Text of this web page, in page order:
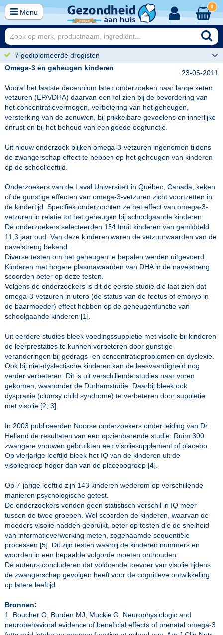
Menu
0
7 gediplomeerde drogisten
23-05-2011
Omega-3 en geheugen kinderen
Vooral het laatste decennium laten onderzoeken naar lange keten
vetzuren (EPA/DHA) daarvan een rol zien bij de bevordering van
het concentratievermogen, verbetering van het geheugen,
versterking van de zenuwen, bij prikkelbare gevoelens en innerlijke
onrust en bij het behoud van een goede oogfunctie.
Uit nieuw onderzoek blijken omega-3-vetzuren ingenomen tijdens
de zwangerschap effect te hebben op het geheugen van kinderen
op de schoolleeftijd.
Onderzoekers van de Laval Universiteit in Québec, Canada, keken
of de gunstige effecten van omega-3-vetzuren zicht voortzetten in
de kindertijd. Specifiek onderzochten ze het effect van omega-3-
vetzuren in relatie tot het geheugen bij schoolgaande kinderen.
De onderzoekers selecteerden 154 Inuit kinderen van gemiddeld
11,3 jaar oud. Van deze kinderen waren de vetzuurwaarden van de
navelstreng bekend.
Diverse testen om het geheugen te bepalen werden uitgevoerd.
Kinderen met hogere plasmawaarden van DHA in de navelstreng
scoorden beter op deze testen.
Volgens de onderzoekers is dit de eerste studie die laat zien dat
omega-3-vetzuren in utero (de status van de foetus of embryo in
de baarmoeder) effect hebben op de geheugenfunctie van
schoolgaande kinderen [1].
Uit eerdere studies bleek voedingssuppletie met visolie bij kinderen
de leerprestaties te kunnen verbeteren door gunstige
veranderingen bij gedrags- en concentratieproblemen en dyslexie.
Ook bij niet-dyslectische kinderen kan de leesvaardigheid nog
verder verbeteren. Dit is uit verschillende studies naar voren
gekomen, waaronder de Durhamstudie. Daarbij bleek ook
dyspraxie (clumsy child syndrome) te verbeteren door suppletie
met visolie [2, 3].
In 2003 publiceerden Noorse onderzoekers onder leiding van Dr.
Helland de resultaten van een opzienbarende studie. Ruim 300
zwangere vrouwen gebruikten een visoliesupplement of placebo.
Op vierjarige leeftijd bleek het IQ van de kinderen uit de
visoliegroep hoger dan van de placebogroep [4].
Op 7-jarige leeftijd zijn 143 kinderen wederom op verschillende
manieren psychologische getest.
De onderzoekers vonden geen statistisch verschil in IQ meer
tussen de twee groepen. Wel scoorden de kinderen, waarvan de
moeders visolie hadden gebruikt, beter op testen die de snelheid
van informatieverwerking meten, zogenaamde sequentiële
processen [5]. Dit zijn testen waarbij de kinderen nummers en
woorden in een bepaalde volgorde moeten onthouden.
De auteurs concluderen dat voldoende toevoer van visolie tijdens
de zwangerschap gevolgen heeft voor de cognitieve ontwikkeling
op latere leeftijd.
Bronnen:
1. Boucher O, Burden MJ, Muckle G. Neurophysiologic and
neurobehavioral evidence of beneficial effects of prenatal omega-3